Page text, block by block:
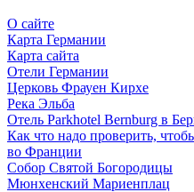
О сайте
Карта Германии
Карта сайта
Отели Германии
Церковь Фрауен Кирхе
Река Эльба
Отель Parkhotel Bernburg в
Как что надо проверить,
во Франции
Собор Святой Богородицы
Мюнхенский Мариенплац